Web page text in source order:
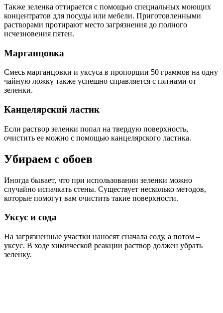
Также зеленка оттирается с помощью специальных моющих
концентратов для посуды или мебели. Приготовленными
растворами протирают место загрязнения до полного
исчезновения пятен.
Марганцовка
Смесь марганцовки и уксуса в пропорции 50 граммов на одну
чайную ложку также успешно справляется с пятнами от
зеленки.
Канцелярский ластик
Если раствор зеленки попал на твердую поверхность,
очистить ее можно с помощью канцелярского ластика.
Убираем с обоев
Иногда бывает, что при использовании зеленки можно
случайно испачкать стены. Существует несколько методов,
которые помогут вам очистить такие поверхности.
Уксус и сода
На загрязненные участки наносят сначала соду, а потом –
уксус. В ходе химической реакции раствор должен убрать
зеленку.